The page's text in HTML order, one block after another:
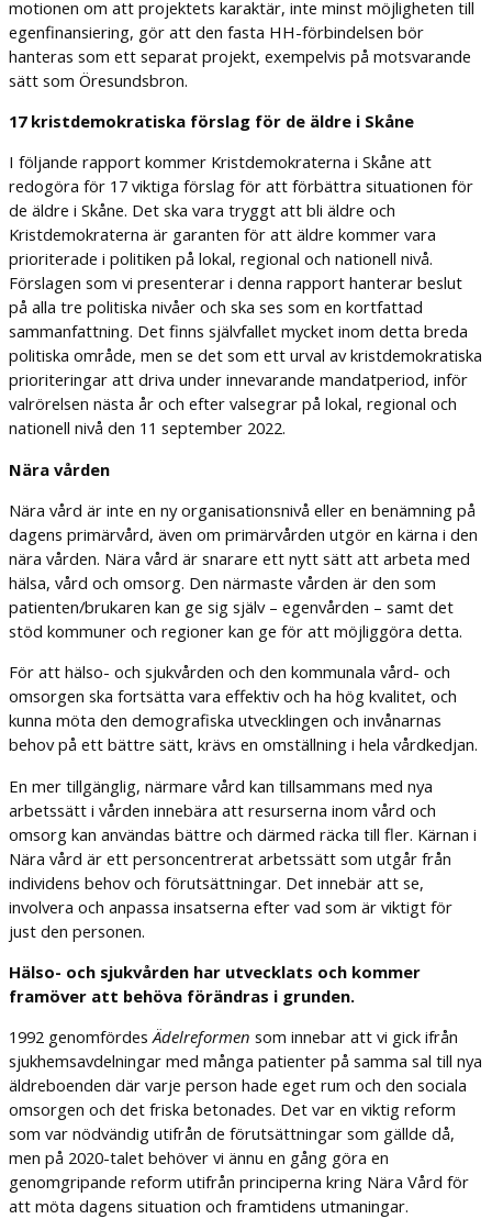
motionen om att projektets karaktär, inte minst möjligheten till
egenfinansiering, gör att den fasta HH-förbindelsen bör
hanteras som ett separat projekt, exempelvis på motsvarande
sätt som Öresundsbron.
17 kristdemokratiska förslag för de äldre i Skåne
I följande rapport kommer Kristdemokraterna i Skåne att
redogöra för 17 viktiga förslag för att förbättra situationen för
de äldre i Skåne. Det ska vara tryggt att bli äldre och
Kristdemokraterna är garanten för att äldre kommer vara
prioriterade i politiken på lokal, regional och nationell nivå.
Förslagen som vi presenterar i denna rapport hanterar beslut
på alla tre politiska nivåer och ska ses som en kortfattad
sammanfattning. Det finns självfallet mycket inom detta breda
politiska område, men se det som ett urval av kristdemokratiska
prioriteringar att driva under innevarande mandatperiod, inför
valrörelsen nästa år och efter valsegrar på lokal, regional och
nationell nivå den 11 september 2022.
Nära vården
Nära vård är inte en ny organisationsnivå eller en benämning på
dagens primärvård, även om primärvården utgör en kärna i den
nära vården. Nära vård är snarare ett nytt sätt att arbeta med
hälsa, vård och omsorg. Den närmaste vården är den som
patienten/brukaren kan ge sig själv – egenvården – samt det
stöd kommuner och regioner kan ge för att möjliggöra detta.
För att hälso- och sjukvården och den kommunala vård- och
omsorgen ska fortsätta vara effektiv och ha hög kvalitet, och
kunna möta den demografiska utvecklingen och invånarnas
behov på ett bättre sätt, krävs en omställning i hela vårdkedjan.
En mer tillgänglig, närmare vård kan tillsammans med nya
arbetssätt i vården innebära att resurserna inom vård och
omsorg kan användas bättre och därmed räcka till fler. Kärnan i
Nära vård är ett personcentrerat arbetssätt som utgår från
individens behov och förutsättningar. Det innebär att se,
involvera och anpassa insatserna efter vad som är viktigt för
just den personen.
Hälso- och sjukvården har utvecklats och kommer
framöver att behöva förändras i grunden.
1992 genomfördesÄdelreformen som innebar att vi gick ifrån
sjukhemsavdelningar med många patienter på samma sal till nya
äldreboenden där varje person hade eget rum och den sociala
omsorgen och det friska betonades. Det var en viktig reform
som var nödvändig utifrån de förutsättningar som gällde då,
men på 2020-talet behöver vi ännu en gång göra en
genomgripande reform utifrån principerna kring Nära Vård för
att möta dagens situation och framtidens utmaningar.